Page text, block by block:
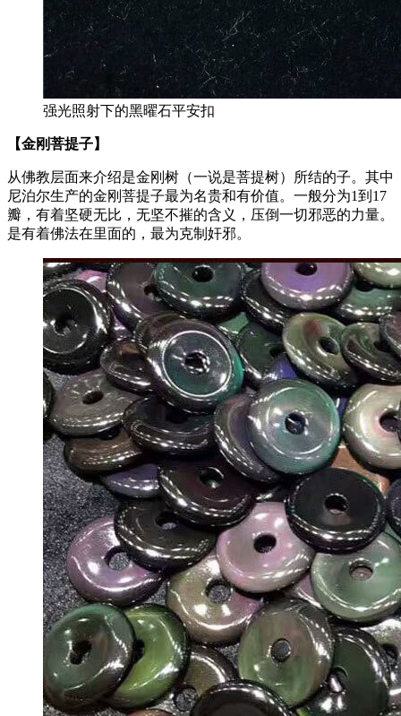
强光照射下的黑曜石平安扣
【金刚菩提子】
从佛教层面来介绍是金刚树（一说是菩提树）所结的子。其中
尼泊尔生产的金刚菩提子最为名贵和有价值。一般分为1到17
瓣，有着坚硬无比，无坚不摧的含义，压倒一切邪恶的力量。
是有着佛法在里面的，最为克制奸邪。